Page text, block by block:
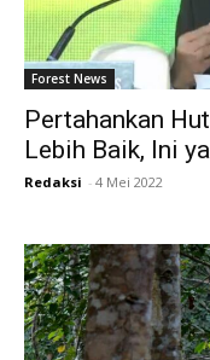
Forest News
Pertahankan
Lebih Baik, Ini
Redaksi - 4 Mei 2022